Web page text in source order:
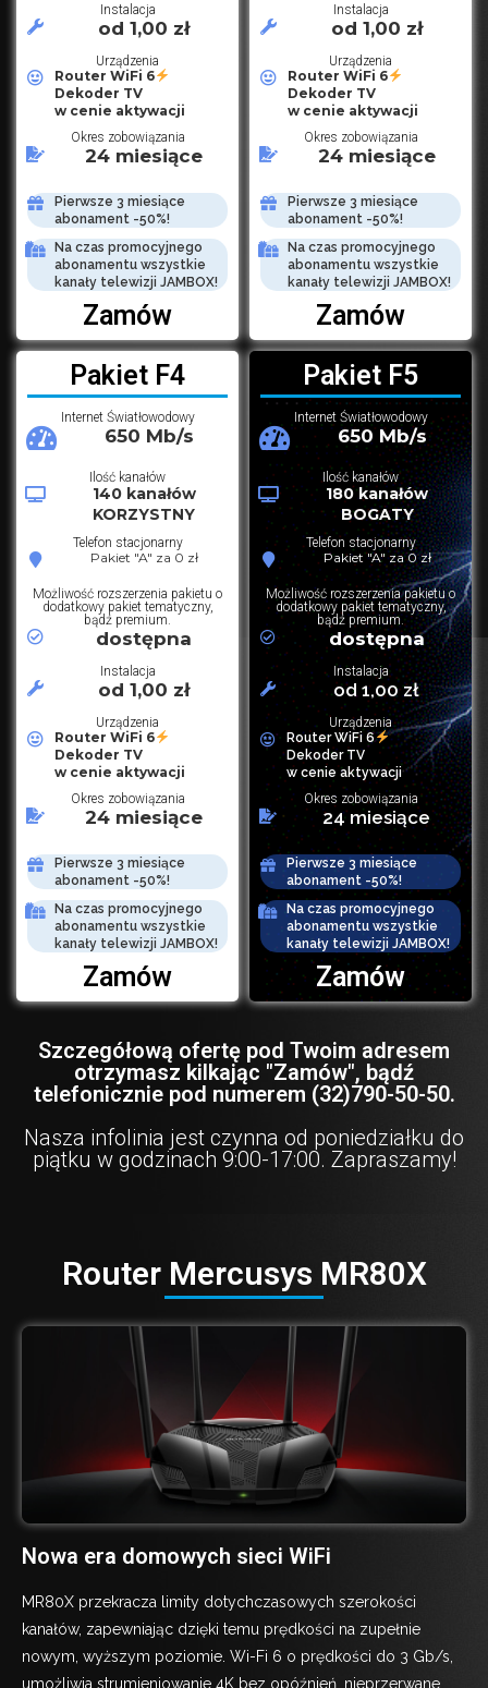
Instalacja
od 1,00 zł
Urządzenia
Router WiFi 6
Dekoder TV
w cenie aktywacji
Okres zobowiązania
24 miesiące
Pierwsze 3 miesiące
abonament -50%!
Na czas promocyjnego
abonamentu wszystkie
kanały telewizji JAMBOX!
Zamów
Instalacja
od 1,00 zł
Urządzenia
Router WiFi 6
Dekoder TV
w cenie aktywacji
Okres zobowiązania
24 miesiące
Pierwsze 3 miesiące
abonament -50%!
Na czas promocyjnego
abonamentu wszystkie
kanały telewizji JAMBOX!
Zamów
Pakiet F4
Internet Światłowodowy
650 Mb/s
Ilość kanałów
140 kanałów
KORZYSTNY
Telefon stacjonarny
Pakiet "A" za 0 zł
Możliwość rozszerzenia pakietu o
dodatkowy pakiet tematyczny,
bądź premium.
dostępna
Instalacja
od 1,00 zł
Urządzenia
Router WiFi 6
Dekoder TV
w cenie aktywacji
Okres zobowiązania
24 miesiące
Pierwsze 3 miesiące
abonament -50%!
Na czas promocyjnego
abonamentu wszystkie
kanały telewizji JAMBOX!
Zamów
Pakiet F5
Internet Światłowodowy
650 Mb/s
Ilość kanałów
180 kanałów
BOGATY
Telefon stacjonarny
Pakiet "A" za 0 zł
Możliwość rozszerzenia pakietu o
dodatkowy pakiet tematyczny,
bądź premium.
dostępna
Instalacja
od 1,00 zł
Urządzenia
Router WiFi 6
Dekoder TV
w cenie aktywacji
Okres zobowiązania
24 miesiące
Pierwsze 3 miesiące
abonament -50%!
Na czas promocyjnego
abonamentu wszystkie
kanały telewizji JAMBOX!
Zamów
Szczegółową ofertę pod Twoim adresem
otrzymasz kilkając "Zamów", bądź
telefonicznie pod numerem (32)790-50-50.
Nasza infolinia jest czynna od poniedziałku do
piątku w godzinach 9:00-17:00. Zapraszamy!
Router Mercusys MR80X
Nowa era domowych sieci WiFi
MR80X przekracza limity dotychczasowych szerokości
kanałów, zapewniając dzięki temu prędkości na zupełnie
nowym, wyższym poziomie. Wi-Fi 6 o prędkości do 3 Gb/s,
umożliwia strumieniowanie 4K bez opóźnień, nieprzerwane